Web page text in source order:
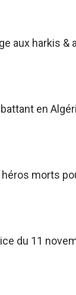
aux harkis
en
morts
du 11